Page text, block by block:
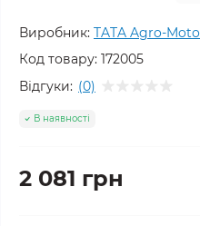
Виробник: TATA Agro-Moto
Код товару: 172005
Відгуки: (0)
В наявності
2 081 грн